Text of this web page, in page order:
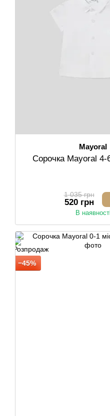
Mayoral
Сорочка Mayoral 4-
1 035 грн
520 грн
В наявності
−45%